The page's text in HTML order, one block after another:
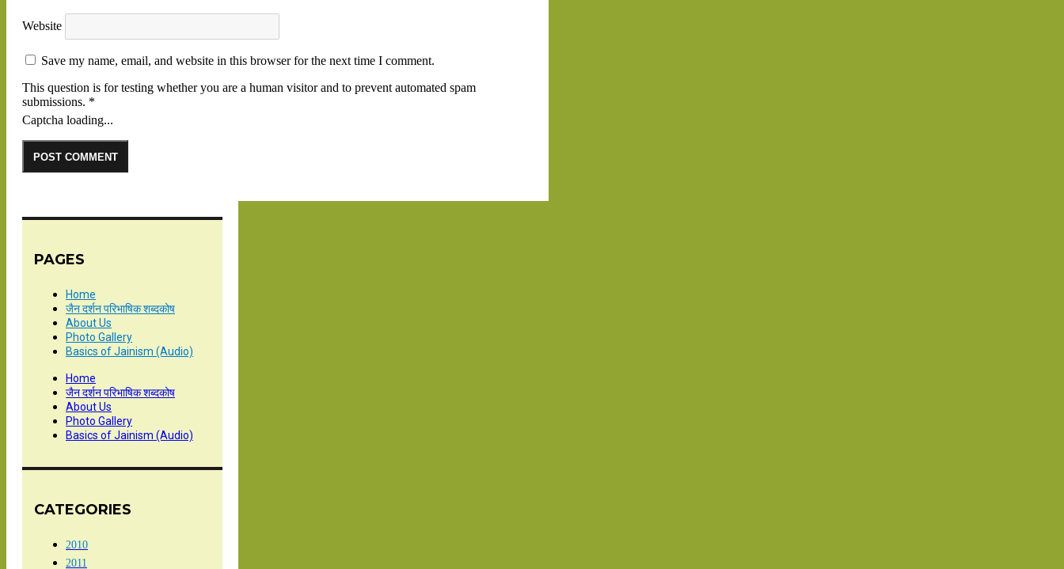
Website
Save my name, email, and website in this browser for the next time I comment.
This question is for testing whether you are a human visitor and to prevent automated spam
submissions. *
Captcha loading...
PAGES
Home
जैन दर्शन परिभाषिक शब्दकोष
About Us
Photo Gallery
Basics of Jainism (Audio)
Home
जैन दर्शन परिभाषिक शब्दकोष
About Us
Photo Gallery
Basics of Jainism (Audio)
CATEGORIES
2010
2011